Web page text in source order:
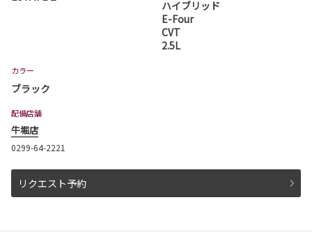
ハイブリッド
E-Four
CVT
2.5L
カラー
ブラック
配備店舗
牛堀店
0299-64-2221
リクエスト予約